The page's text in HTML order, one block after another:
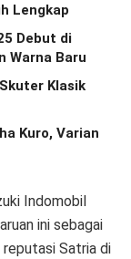
Lengkap
Debut di
Warna Baru
Klasik
Kuro, Varian
Indomobil
ini sebagai
Satria di